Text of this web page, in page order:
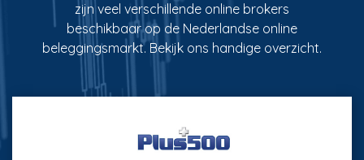
zijn veel verschillende online brokers
beschikbaar op de Nederlandse online
beleggingsmarkt. Bekijk ons handige overzicht.